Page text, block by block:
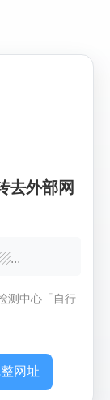
去外部网
测中心「自行
网址